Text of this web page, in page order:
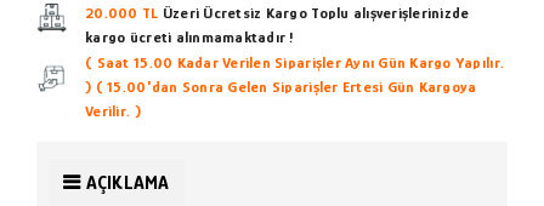
20.000 TL Üzeri Ücretsiz Kargo Toplu alışverişlerinizde
kargo ücreti alınmamaktadır !
( Saat 15.00 Kadar Verilen Siparişler Aynı Gün Kargo Yapılır.
) ( 15.00'dan Sonra Gelen Siparişler Ertesi Gün Kargoya
Verilir. )
AÇIKLAMA